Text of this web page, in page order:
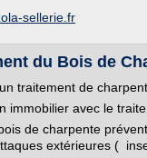
sellerie.fr
du Bois de
traitement de
immobilier avec le
de charpente
extérieures (